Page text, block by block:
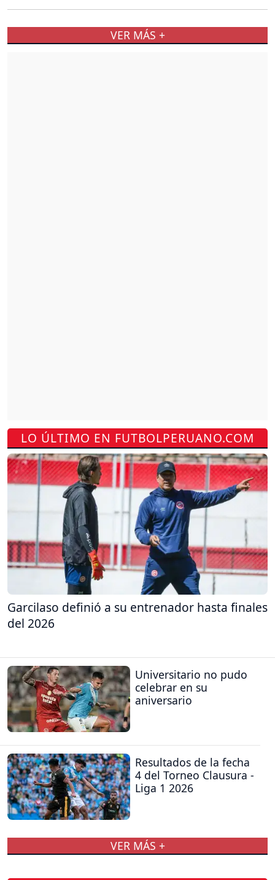
LO ÚLTIMO EN FUTBOLPERUANO.COM
Garcilaso definió a su entrenador hasta finales
del 2026
Universitario no pudo
celebrar en su
aniversario
Resultados de la fecha
4 del Torneo Clausura -
Liga 1 2026
VER MÁS +
VER MÁS +